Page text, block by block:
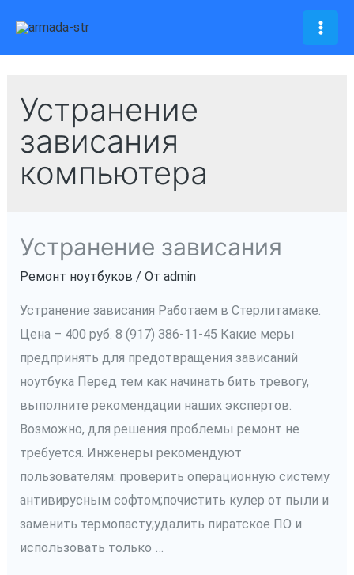
содержимому
Устранение
зависания
компьютера
Устранение зависания
Ремонт ноутбуков / От admin
Устранение зависания Работаем в Стерлитамаке.
Цена – 400 руб. 8 (917) 386-11-45 Какие меры
предпринять для предотвращения зависаний
ноутбука Перед тем как начинать бить тревогу,
выполните рекомендации наших экспертов.
Возможно, для решения проблемы ремонт не
требуется. Инженеры рекомендуют
пользователям: проверить операционную систему
антивирусным софтом;почистить кулер от пыли и
заменить термопасту;удалить пиратское ПО и
использовать только …